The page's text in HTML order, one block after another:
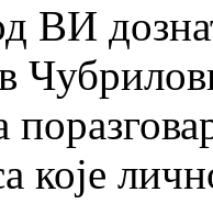
ВИ
које